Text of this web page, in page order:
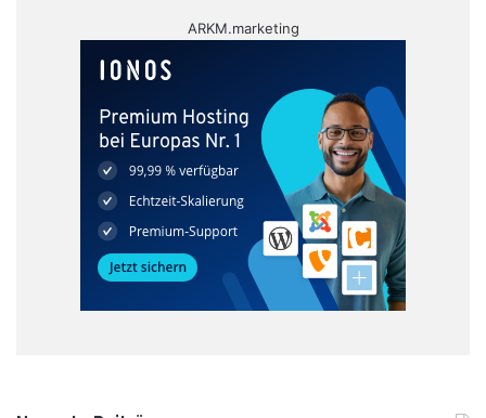
ARKM.marketing